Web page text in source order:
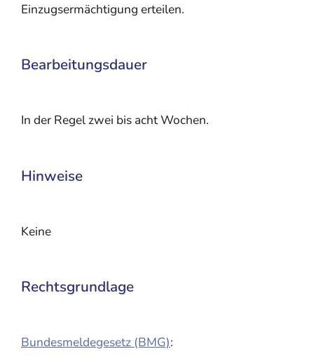
Einzugsermächtigung erteilen.
Bearbeitungsdauer
In der Regel zwei bis acht Wochen.
Hinweise
Keine
Rechtsgrundlage
Bundesmeldegesetz (BMG):